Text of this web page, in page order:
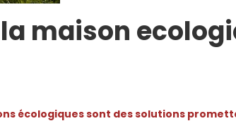
maison
écologiques sont des solutions